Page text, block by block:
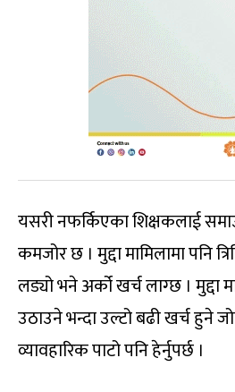
यसरी नफर्किएका शिक्षकलाई
कमजोर छ । मुद्दा मामिलामा पनि
लड्यो भने अर्को खर्च लाग्छ । मुद्दा
उठाउने भन्दा उल्टो बढी खर्च हुने
व्यावहारिक पाटो पनि हेर्नुपर्छ ।